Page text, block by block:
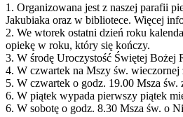
1. Organizowana jest z naszej parafii
Jakubiaka oraz w bibliotece. Więcej
2. We wtorek ostatni dzień roku
opiekę w roku, który się kończy.
3. W środę Uroczystość Świętej Bożej
4. W czwartek na Mszy św. wieczornej
5. W czwartek o godz. 19.00 Msza
6. W piątek wypada pierwszy piątek
6. W sobotę o godz. 8.30 Msza św. o